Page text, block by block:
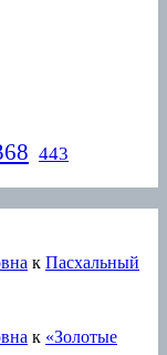
443
к Пасхальный
к «Золотые